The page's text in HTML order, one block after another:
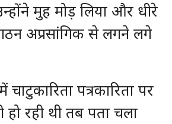
मुह मोड़ लिया और धीरे
अप्रसांगिक से लगने लगे
चाटुकारिता पत्रकारिता पर
रही थी तब पता चला